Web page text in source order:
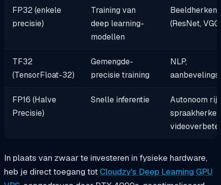
FP32 (enkele
precisie)
Training van
deep learning-
modellen
(ResNet,
TF32
(TensorFloat-32)
Gemengde-
precisie training
NLP,
FP16 (Halve
Precisie)
Snelle inferentie
Autonoom
In plaats van zwaar te investeren in fysieke hardware,
heb je direct toegang tot Cloudzy's Deep Learning GPU